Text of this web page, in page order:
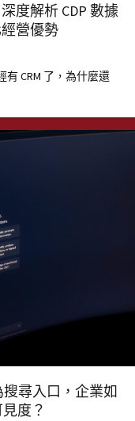
度解析 CDP 數據
營優勢
有 CRM 了，為什麼還
搜尋入口，企業如
度？